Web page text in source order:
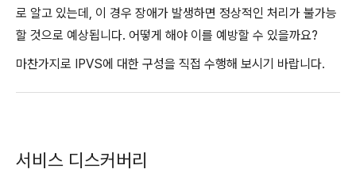
로 알고 있는데, 이 경우 장애가 발생하면 정상적인 처리가 불가능
할 것으로 예상됩니다. 어떻게 해야 이를 예방할 수 있을까요?
마찬가지로 IPVS에 대한 구성을 직접 수행해 보시기 바랍니다.
서비스 디스커버리